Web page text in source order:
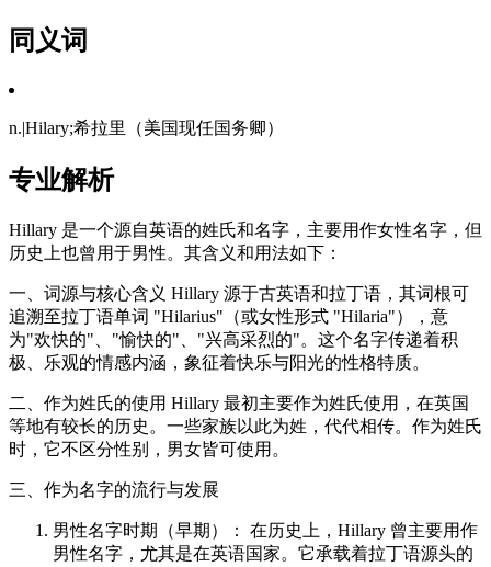
同义词
n.|Hilary;希拉里（美国现任国务卿）
专业解析
Hillary 是一个源自英语的姓氏和名字，主要用作女性名字，但
历史上也曾用于男性。其含义和用法如下：
一、词源与核心含义 Hillary 源于古英语和拉丁语，其词根可
追溯至拉丁语单词 "Hilarius"（或女性形式 "Hilaria"），意
为"欢快的"、"愉快的"、"兴高采烈的"。这个名字传递着积
极、乐观的情感内涵，象征着快乐与阳光的性格特质。
二、作为姓氏的使用 Hillary 最初主要作为姓氏使用，在英国
等地有较长的历史。一些家族以此为姓，代代相传。作为姓氏
时，它不区分性别，男女皆可使用。
三、作为名字的流行与发展
男性名字时期（早期）： 在历史上，Hillary 曾主要用作
男性名字，尤其是在英语国家。它承载着拉丁语源头的